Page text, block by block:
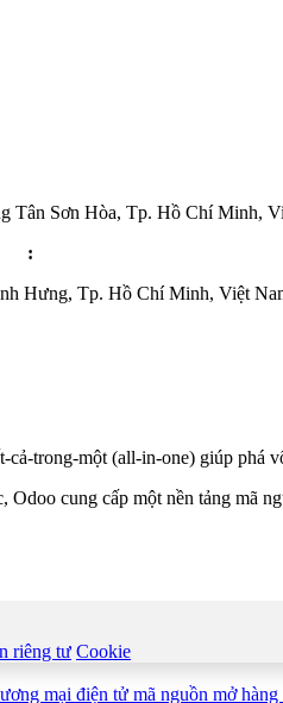
Tân Sơn Hòa, Tp. Hồ Chí Minh,
:
Hưng, Tp. Hồ Chí Minh, Việt
cả-trong-một (all-in-one) giúp phá
Odoo cung cấp một nền tảng mã
riêng tư Cookie
mại điện tử mã nguồn mở hàng